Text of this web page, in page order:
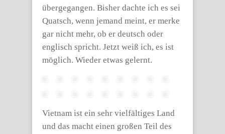
übergegangen. Bisher dachte ich es sei
Quatsch, wenn jemand meint, er merke
gar nicht mehr, ob er deutsch oder
englisch spricht. Jetzt weiß ich, es ist
möglich. Wieder etwas gelernt.
Vietnam ist ein sehr vielfältiges Land
und das macht einen großen Teil des